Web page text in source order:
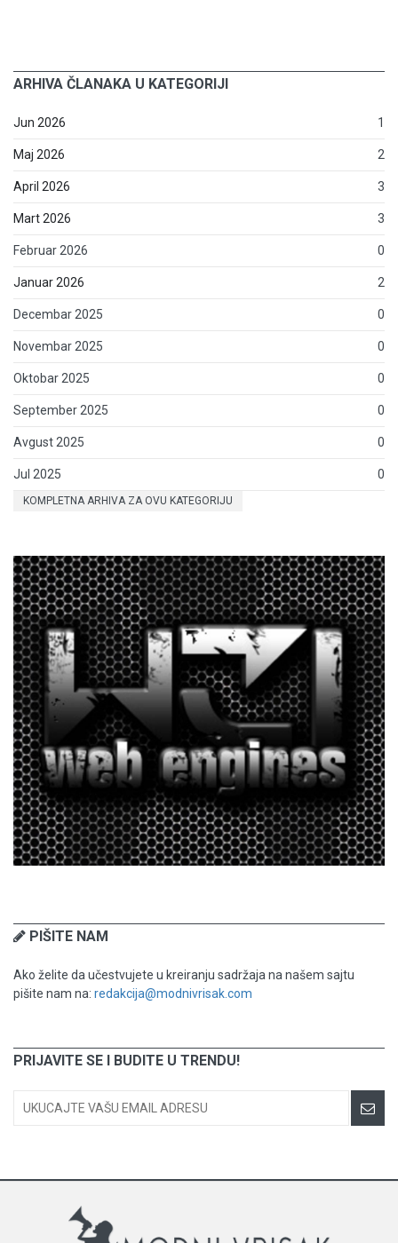
ARHIVA ČLANAKA U KATEGORIJI
Jun 2026 1
Maj 2026 2
April 2026 3
Mart 2026 3
Februar 2026 0
Januar 2026 2
Decembar 2025 0
Novembar 2025 0
Oktobar 2025 0
September 2025 0
Avgust 2025 0
Jul 2025 0
KOMPLETNA ARHIVA ZA OVU KATEGORIJU
PIŠITE NAM
Ako želite da učestvujete u kreiranju sadržaja na našem sajtu
pišite nam na: redakcija@modnivrisak.com
PRIJAVITE SE I BUDITE U TRENDU!